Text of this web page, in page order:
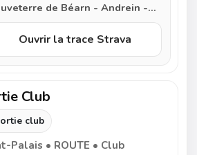
de Béarn - Andrein -
- Narp - Audaux - Bugnein -
de Navarrenx - Nabas -
- Aroue - Domezain - Saint-
Ouvrir la trace Strava
Club
club
Palais • ROUTE • Club